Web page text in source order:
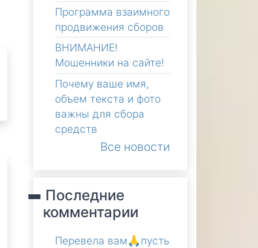
Программа взаимного
продвижения сборов
ВНИМАНИЕ!
Мошенники на сайте!
Почему ваше имя,
объем текста и фото
важны для сбора
средств
Все новости
Последние
комментарии
Перевела вам🙏пусть